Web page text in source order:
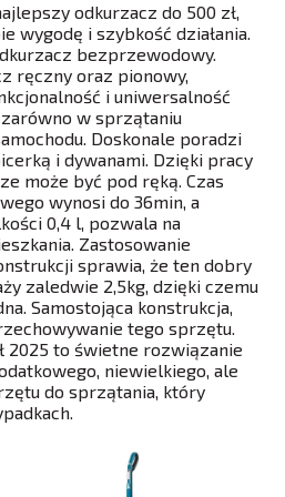
odkurzacz do 500 zł,
wygodę i szybkość działania.
bezprzewodowy.
ręczny oraz pionowy,
i uniwersalność
zarówno w sprzątaniu
Doskonale poradzi
i dywanami. Dzięki pracy
może być pod ręką. Czas
wynosi do 36min, a
0,4 l, pozwala na
Zastosowanie
sprawia, że ten dobry
zaledwie 2,5kg, dzięki czemu
Samostojąca konstrukcja,
tego sprzętu.
2025 to świetne rozwiązanie
niewielkiego, ale
do sprzątania, który